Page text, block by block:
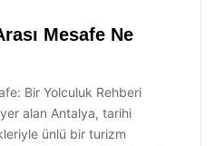
Mesafe Ne
Bir Yolculuk Rehberi
alan Antalya, tarihi
ünlü bir turizm